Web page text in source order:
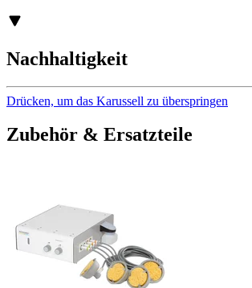
Nachhaltigkeit
Drücken, um das Karussell zu überspringen
Zubehör & Ersatzteile